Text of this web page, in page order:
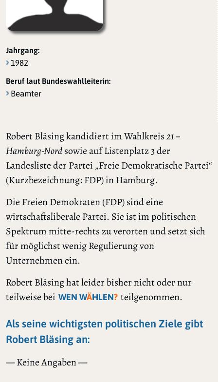
Jahrgang:
1982
Beruf laut Bundeswahlleiterin:
Beamter
Robert Bläsing kandidiert im Wahlkreis21 –
Hamburg-Nordsowie auf Listenplatz 3 der
Landesliste der Partei „Freie Demokratische Partei“
(Kurzbezeichnung: FDP) in Hamburg.
Die Freien Demokraten (FDP) sind eine
wirtschaftsliberale Partei. Sie ist im politischen
Spektrum mitte-rechts zu verorten und setzt sich
für möglichst wenig Regulierung von
Unternehmen ein.
Robert Bläsing hat leider bisher nicht oder nur
teilweise bei WEN WÄHLEN? teilgenommen.
Als seine wichtigsten politischen Ziele gibt
Robert Bläsing an:
— Keine Angaben —